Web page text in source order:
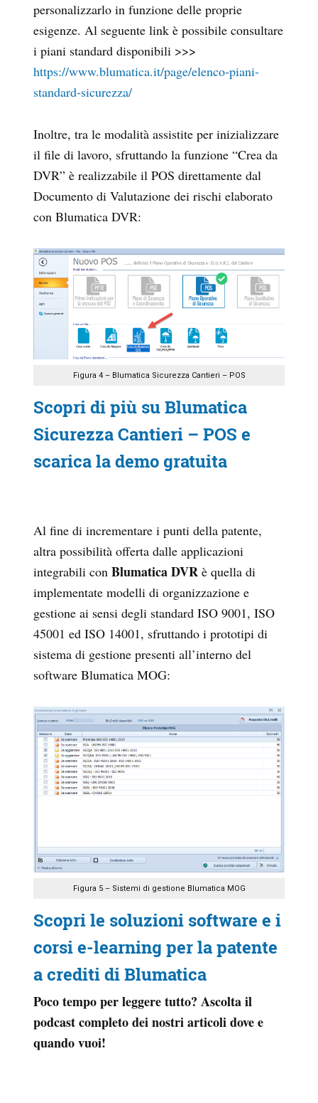
personalizzarlo in funzione delle proprie
esigenze. Al seguente link è possibile consultare
i piani standard disponibili >>>
https://www.blumatica.it/page/elenco-piani-
standard-sicurezza/
Inoltre, tra le modalità assistite per inizializzare
il file di lavoro, sfruttando la funzione “Crea da
DVR” è realizzabile il POS direttamente dal
Documento di Valutazione dei rischi elaborato
con Blumatica DVR:
Figura 4 – Blumatica Sicurezza Cantieri – POS
Scopri di più su Blumatica
Sicurezza Cantieri – POS e
scarica la demo gratuita
Al fine di incrementare i punti della patente,
altra possibilità offerta dalle applicazioni
integrabili con Blumatica DVR è quella di
implementate modelli di organizzazione e
gestione ai sensi degli standard ISO 9001, ISO
45001 ed ISO 14001, sfruttando i prototipi di
sistema di gestione presenti all’interno del
software Blumatica MOG:
Figura 5 – Sistemi di gestione Blumatica MOG
Scopri le soluzioni software e i
corsi e-learning per la patente
a crediti di Blumatica
Poco tempo per leggere tutto? Ascolta il
podcast completo dei nostri articoli dove e
quando vuoi!